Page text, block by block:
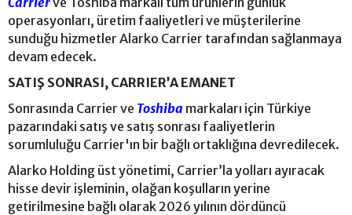
operasyonları, üretim faaliyetleri ve müşterilerine
sunduğu hizmetler Alarko Carrier tarafından sağlanmaya
devam edecek.
SATIŞ SONRASI, CARRIER’A EMANET
Sonrasında Carrier ve Toshiba markaları için Türkiye
pazarındaki satış ve satış sonrası faaliyetlerin
sorumluluğu Carrier'ın bir bağlı ortaklığına devredilecek.
Alarko Holding üst yönetimi, Carrier’la yolları ayıracak
hisse devir işleminin, olağan koşulların yerine
getirilmesine bağlı olarak 2026 yılının dördüncü